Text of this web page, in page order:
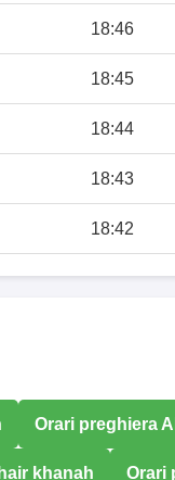
18:46
18:45
18:44
18:43
18:42
Orari preghiera
khanah Orari